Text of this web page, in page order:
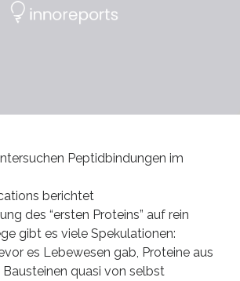
Peptidbindungen im
berichtet
des “ersten Proteins” auf rein
gibt es viele Spekulationen:
es Lebewesen gab, Proteine aus
quasi von selbst